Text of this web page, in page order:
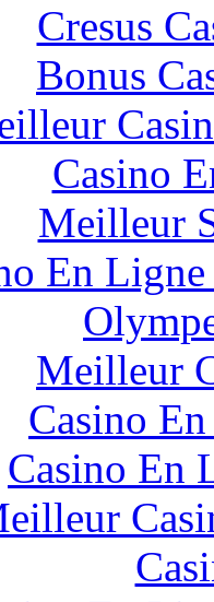
Cresus
Bonus
Casino
Meilleur
En
Meilleur
Casino
Casino En